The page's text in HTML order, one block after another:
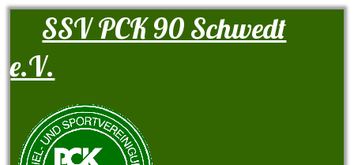
SSV PCK 90 Schwedt
e.V.